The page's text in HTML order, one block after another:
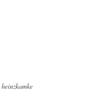
heinzkamke